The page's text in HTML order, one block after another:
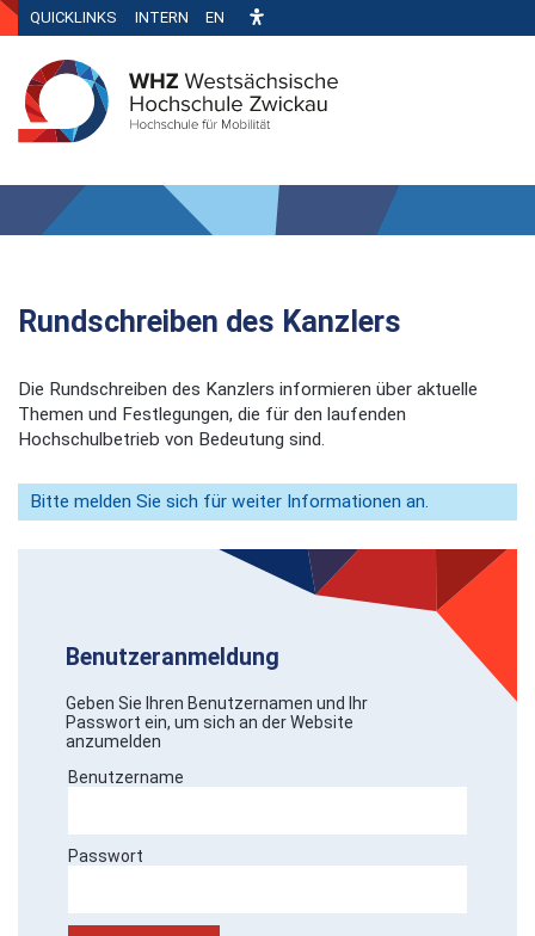
QUICKLINKS INTERN EN
Rundschreiben des Kanzlers
Die Rundschreiben des Kanzlers informieren über aktuelle
Themen und Festlegungen, die für den laufenden
Hochschulbetrieb von Bedeutung sind.
Bitte melden Sie sich für weiter Informationen an.
Benutzeranmeldung
Geben Sie Ihren Benutzernamen und Ihr
Passwort ein, um sich an der Website
anzumelden
Benutzername
Passwort